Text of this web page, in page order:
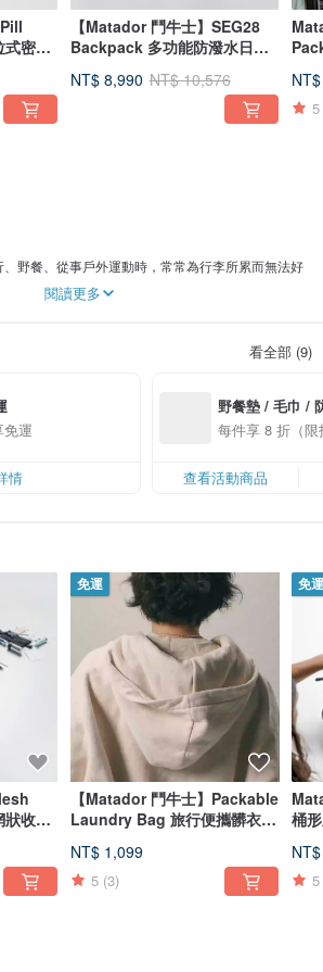
密封
【Matador 鬥牛士】SEG28
Backpack 多功能防潑水日用
NT$ 8,990 NT$ 10,576
5
野餐、從事戶外運動時，常常為行李所累而無法好
有更好的解決辦法，故開始在在舊金山10呎的小房間
險而生”的超輕便折疊旅行裝備，意圖設計出集美觀、
。
閱讀更多
看全部 (9)
運
情
野餐墊 / 毛巾 /
每件享 8 折（
查看活動商品
收納
免運
【Matador 鬥牛士】Packable
Laundry Bag 旅行便攜髒衣袋
NT$ 1,099
5 (3)
免
桶
5